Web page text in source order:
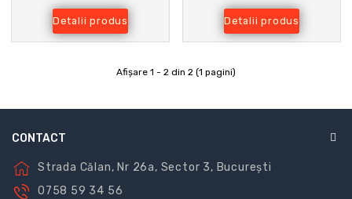
Detalii produs Detalii produs
Afişare 1 - 2 din 2 (1 pagini)
CONTACT
Strada Călan, Nr 26a, Sector 3, București
0758 59 34 56